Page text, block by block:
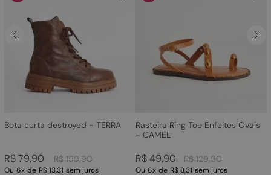
Bota curta destroyed - TERRA
R$ 199,90
R$79,90
Ou 6x de R$ 13,31 sem juros
Rasteira Ring Toe Enfeites Ovais
- CAMEL
R$ 129,90
R$49,90
Ou 6x de R$ 8,31 sem juros